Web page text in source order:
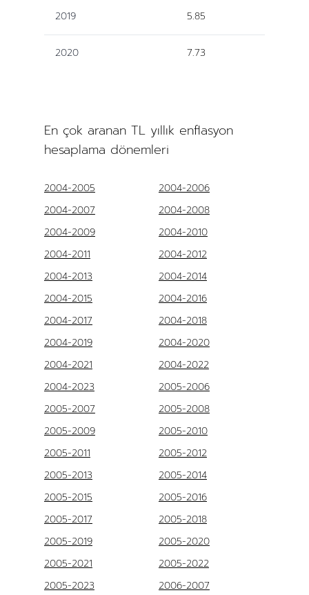
2019 5.85
2020 7.73
En çok aranan TL yıllık enflasyon
hesaplama dönemleri
2004-2005
2004-2006
2004-2007
2004-2008
2004-2009
2004-2010
2004-2011
2004-2012
2004-2013
2004-2014
2004-2015
2004-2016
2004-2017
2004-2018
2004-2019
2004-2020
2004-2021
2004-2022
2004-2023
2005-2006
2005-2007
2005-2008
2005-2009
2005-2010
2005-2011
2005-2012
2005-2013
2005-2014
2005-2015
2005-2016
2005-2017
2005-2018
2005-2019
2005-2020
2005-2021
2005-2022
2005-2023
2006-2007